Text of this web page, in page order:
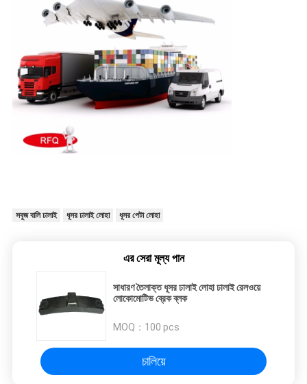
সবুজ বালি ঢালাই ধূসর ঢালাই লোহা ধূসর পেটা লোহা
এর সেরা মূল্য পান
সাধারণ তৈলাক্ত ধূসর ঢালাই লোহা ঢালাই রেলওয়ে
লোকোমোটিভ ব্রেক ব্লক
MOQ： 100 pcs
চালিয়ে